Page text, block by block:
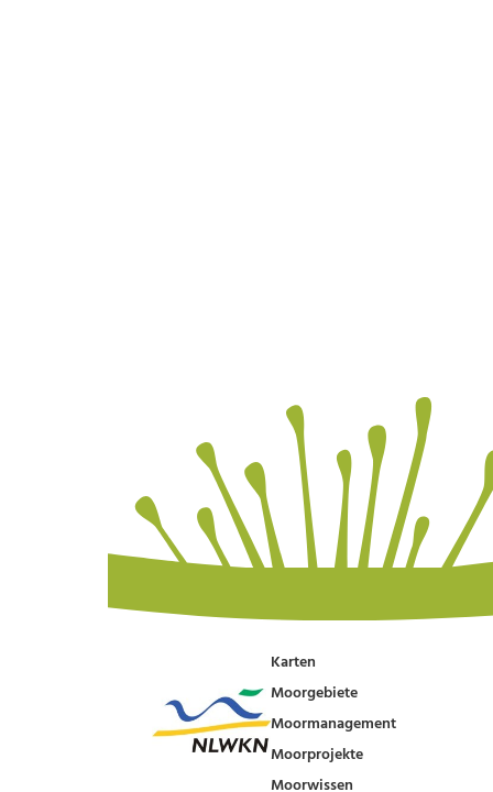
Karten
Moorgebiete
Moormanagement
Moorprojekte
Moorwissen